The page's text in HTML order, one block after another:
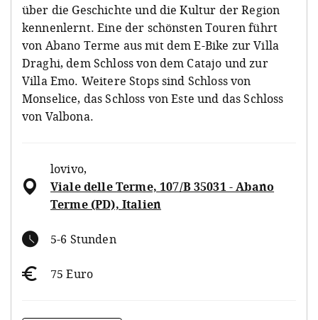
über die Geschichte und die Kultur der Region
kennenlernt. Eine der schönsten Touren führt
von Abano Terme aus mit dem E-Bike zur Villa
Draghi, dem Schloss von dem Catajo und zur
Villa Emo. Weitere Stops sind Schloss von
Monselice, das Schloss von Este und das Schloss
von Valbona.
lovivo,
Viale delle Terme, 107/B 35031 - Abano
Terme (PD), Italien
5-6 Stunden
75 Euro